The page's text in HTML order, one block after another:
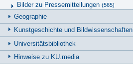
Bilder zu Pressemitteilungen (565)
Geographie
Kunstgeschichte und Bildwissenschaften
Universitätsbibliothek
Hinweise zu KU.media